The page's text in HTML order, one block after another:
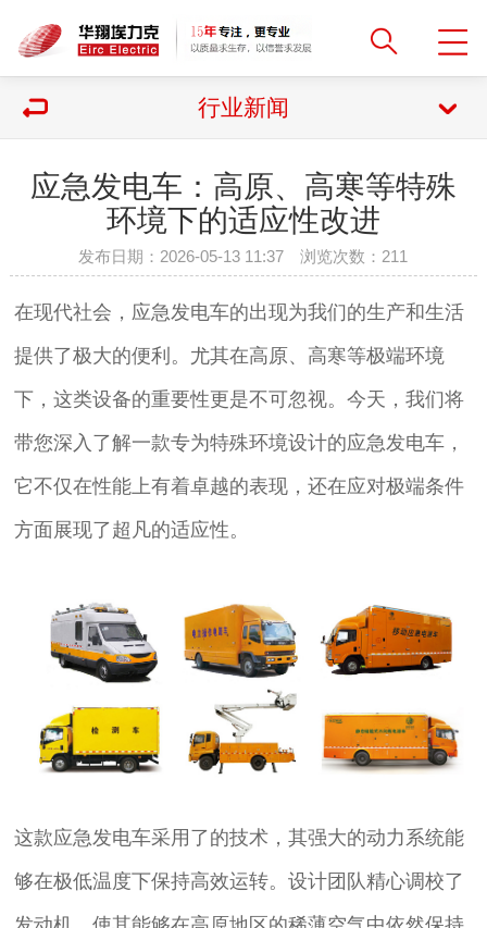
行业新闻
应急发电车：高原、高寒等特殊
环境下的适应性改进
发布日期：2026-05-13 11:37 浏览次数： 211
在现代社会，应急发电车的出现为我们的生产和生活
提供了极大的便利。尤其在高原、高寒等极端环境
下，这类设备的重要性更是不可忽视。今天，我们将
带您深入了解一款专为特殊环境设计的应急发电车，
它不仅在性能上有着卓越的表现，还在应对极端条件
方面展现了超凡的适应性。
这款应急发电车采用了的技术，其强大的动力系统能
够在极低温度下保持高效运转。设计团队精心调校了